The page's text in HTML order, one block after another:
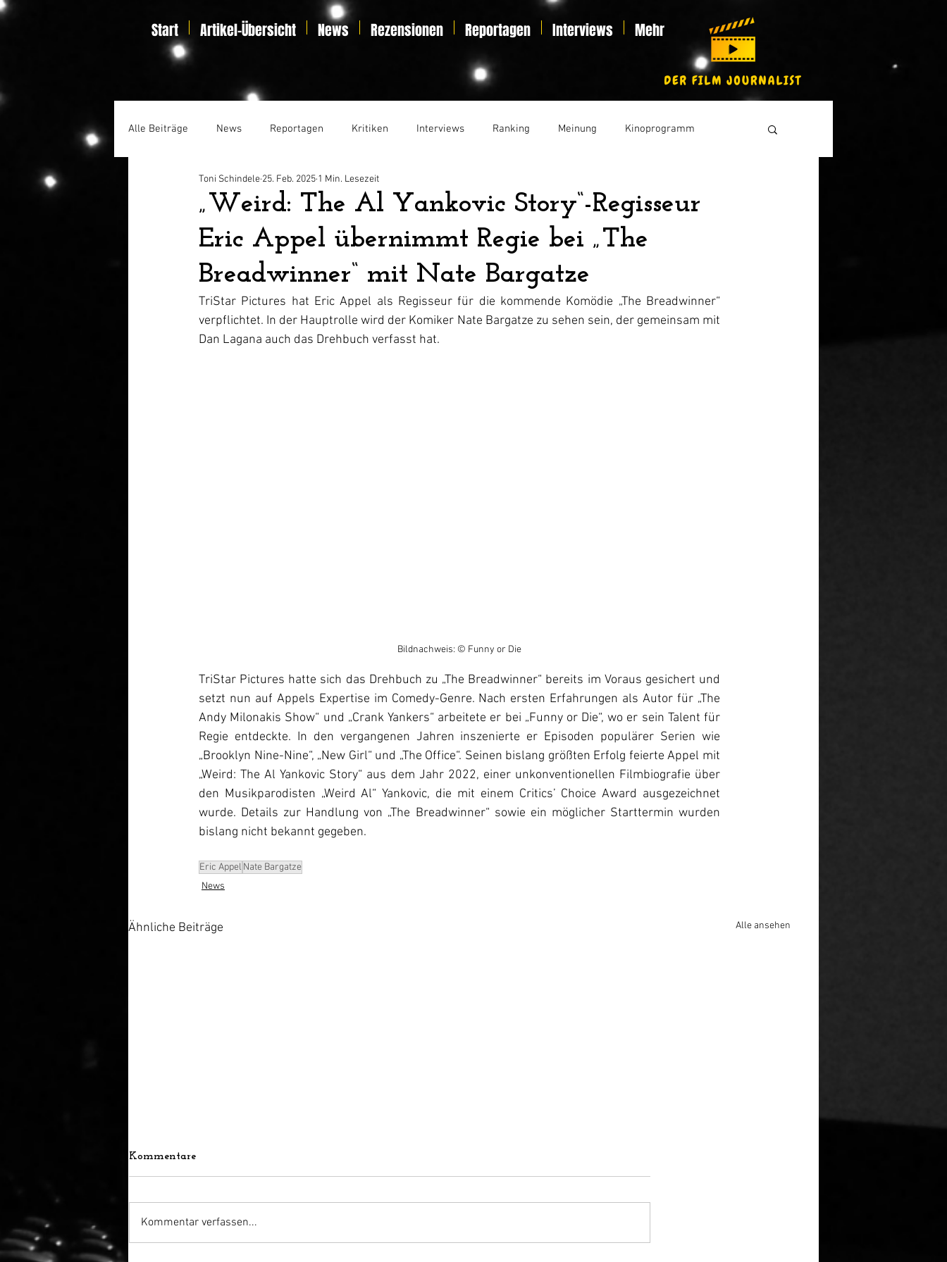
Start Artikel-Übersicht News Rezensionen Reportagen Interviews Mehr
Alle Beiträge News Reportagen Kritiken Interviews Ranking Meinung Kinoprogramm
Home Entertainment Essay
„Weird: The Al Yankovic Story“-Regisseur
Eric Appel übernimmt Regie bei „The
Breadwinner“ mit Nate Bargatze
Toni Schindele 25. Feb. 2025 1 Min. Lesezeit
TriStar Pictures hat Eric Appel als Regisseur für die kommende Komödie „The Breadwinner“
verpflichtet. In der Hauptrolle wird der Komiker Nate Bargatze zu sehen sein, der gemeinsam mit
Dan Lagana auch das Drehbuch verfasst hat.
Bildnachweis: © Funny or Die
TriStar Pictures hatte sich das Drehbuch zu „The Breadwinner“ bereits im Voraus gesichert und
setzt nun auf Appels Expertise im Comedy-Genre. Nach ersten Erfahrungen als Autor für „The
Andy Milonakis Show“ und „Crank Yankers“ arbeitete er bei „Funny or Die“, wo er sein Talent für
Regie entdeckte. In den vergangenen Jahren inszenierte er Episoden populärer Serien wie
„Brooklyn Nine-Nine“, „New Girl“ und „The Office“. Seinen bislang größten Erfolg feierte Appel mit
„Weird: The Al Yankovic Story“ aus dem Jahr 2022, einer unkonventionellen Filmbiografie über
den Musikparodisten „Weird Al“ Yankovic, die mit einem Critics’ Choice Award ausgezeichnet
wurde. Details zur Handlung von „The Breadwinner“ sowie ein möglicher Starttermin wurden
bislang nicht bekannt gegeben.
Eric Appel Nate Bargatze
News
Ähnliche Beiträge Alle ansehen
Kommentare
Kommentar verfassen...